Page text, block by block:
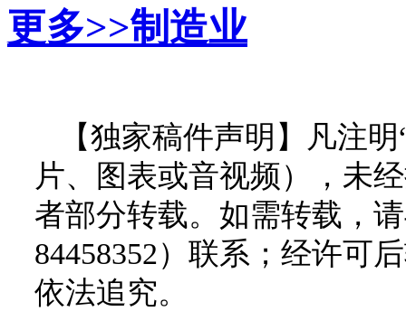
更多>>制造业
【独家稿件声明】凡注
片、图表或音视频），未
者部分转载。如需转载，
84458352）联系；经许可
依法追究。